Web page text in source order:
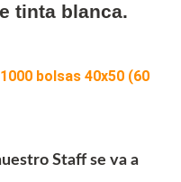
tinta blanca.
bolsas 40x50 (60
Staff se va a